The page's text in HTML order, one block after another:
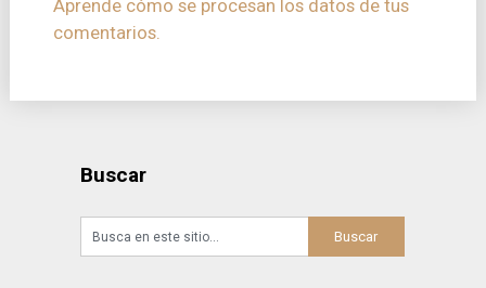
Aprende cómo se procesan los datos de tus
comentarios.
Buscar